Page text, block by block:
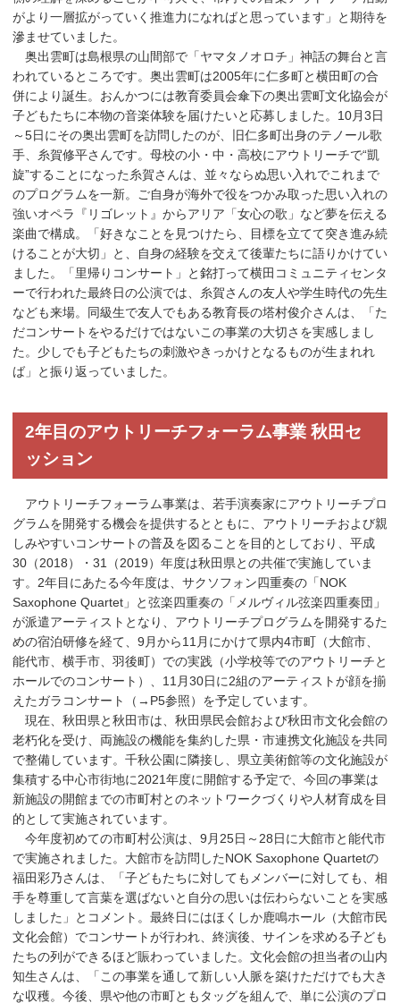
がより一層拡がっていく推進力になればと思っています」と期待を
滲ませていました。
奥出雲町は島根県の山間部で「ヤマタノオロチ」神話の舞台と言
われているところです。奥出雲町は2005年に仁多町と横田町の合
併により誕生。おんかつには教育委員会傘下の奥出雲町文化協会が
子どもたちに本物の音楽体験を届けたいと応募しました。10月3日
～5日にその奥出雲町を訪問したのが、旧仁多町出身のテノール歌
手、糸賀修平さんです。母校の小・中・高校にアウトリーチで“凱
旋”することになった糸賀さんは、並々ならぬ思い入れでこれまで
のプログラムを一新。ご自身が海外で役をつかみ取った思い入れの
強いオペラ『リゴレット』からアリア「女心の歌」など夢を伝える
楽曲で構成。「好きなことを見つけたら、目標を立てて突き進み続
けることが大切」と、自身の経験を交えて後輩たちに語りかけてい
ました。「里帰りコンサート」と銘打って横田コミュニティセンタ
ーで行われた最終日の公演では、糸賀さんの友人や学生時代の先生
なども来場。同級生で友人でもある教育長の塔村俊介さんは、「た
だコンサートをやるだけではないこの事業の大切さを実感しまし
た。少しでも子どもたちの刺激やきっかけとなるものが生まれれ
ば」と振り返っていました。
2年目のアウトリーチフォーラム事業 秋田セ
ッション
アウトリーチフォーラム事業は、若手演奏家にアウトリーチプロ
グラムを開発する機会を提供するとともに、アウトリーチおよび親
しみやすいコンサートの普及を図ることを目的としており、平成
30（2018）・31（2019）年度は秋田県との共催で実施していま
す。2年目にあたる今年度は、サクソフォン四重奏の「NOK
Saxophone Quartet」と弦楽四重奏の「メルヴィル弦楽四重奏団」
が派遣アーティストとなり、アウトリーチプログラムを開発するた
めの宿泊研修を経て、9月から11月にかけて県内4市町（大館市、
能代市、横手市、羽後町）での実践（小学校等でのアウトリーチと
ホールでのコンサート）、11月30日に2組のアーティストが顔を揃
えたガラコンサート（→P5参照）を予定しています。
現在、秋田県と秋田市は、秋田県民会館および秋田市文化会館の
老朽化を受け、両施設の機能を集約した県・市連携文化施設を共同
で整備しています。千秋公園に隣接し、県立美術館等の文化施設が
集積する中心市街地に2021年度に開館する予定で、今回の事業は
新施設の開館までの市町村とのネットワークづくりや人材育成を目
的として実施されています。
今年度初めての市町村公演は、9月25日～28日に大館市と能代市
で実施されました。大館市を訪問したNOK Saxophone Quartetの
福田彩乃さんは、「子どもたちに対してもメンバーに対しても、相
手を尊重して言葉を選ばないと自分の思いは伝わらないことを実感
しました」とコメント。最終日にはほくしか鹿鳴ホール（大館市民
文化会館）でコンサートが行われ、終演後、サインを求める子ども
たちの列ができるほど賑わっていました。文化会館の担当者の山内
知生さんは、「この事業を通して新しい人脈を築けただけでも大き
な収穫。今後、県や他の市町ともタッグを組んで、単に公演のプロ